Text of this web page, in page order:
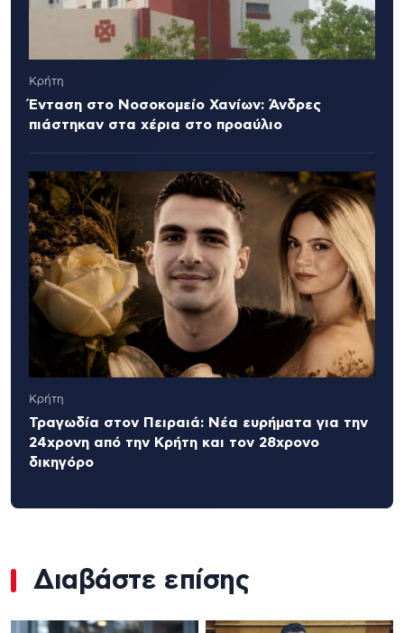
Κρήτη
Ένταση στο Νοσοκομείο Χανίων: Άνδρες
πιάστηκαν στα χέρια στο προαύλιο
Κρήτη
Τραγωδία στον Πειραιά: Νέα ευρήματα για την
24χρονη από την Κρήτη και τον 28χρονο
δικηγόρο
Διαβάστε επίσης